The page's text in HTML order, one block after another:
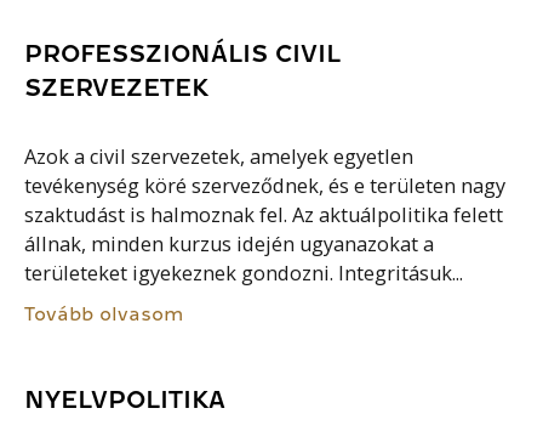
PROFESSZIONÁLIS CIVIL
SZERVEZETEK
Azok a civil szervezetek, amelyek egyetlen
tevékenység köré szerveződnek, és e területen nagy
szaktudást is halmoznak fel. Az aktuálpolitika felett
állnak, minden kurzus idején ugyanazokat a
területeket igyekeznek gondozni. Integritásuk...
Tovább olvasom
NYELVPOLITIKA